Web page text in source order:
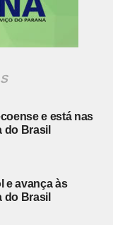
e está nas
do Brasil
e avança às
do Brasil